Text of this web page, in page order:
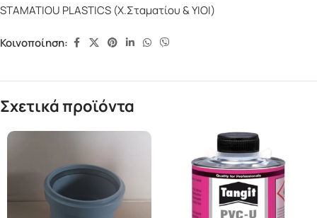
STAMATIOU PLASTICS (Χ.Σταματίου & ΥΙΟΙ)
Κοινοποίηση:
Σχετικά προϊόντα